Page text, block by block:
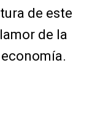
de este
de la